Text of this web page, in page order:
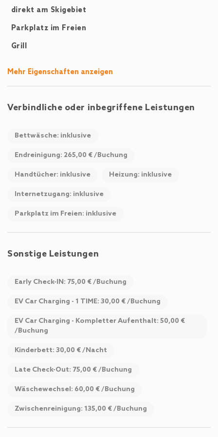
entfernt und der nächste Supermarkt ist nach 500 Metern
erreichbar.
Wir freuen uns darauf, Sie im Chalet Wallehen – TOP 1
Aufenthalt in Saalbach zu bieten.
direkt am Skigebiet
Parkplatz im Freien
Grill
Mehr Eigenschaften anzeigen
Verbindliche oder inbegriffene Leistungen
Bettwäsche: inklusive
Endreinigung: 265,00 € /Buchung
Handtücher: inklusive Heizung: inklusive
Internetzugang: inklusive
Parkplatz im Freien: inklusive
Sonstige Leistungen
Early Check-IN: 75,00 € /Buchung
EV Car Charging - 1 TIME: 30,00 € /Buchung
EV Car Charging - Kompletter Aufenthalt: 50,00 €
/Buchung
Kinderbett: 30,00 € /Nacht
Late Check-Out: 75,00 € /Buchung
Wäschewechsel: 60,00 € /Buchung
Zwischenreinigung: 135,00 € /Buchung